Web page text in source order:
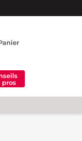
pros